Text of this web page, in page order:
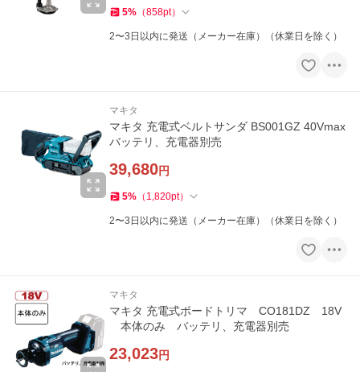
5% （858pt）
2〜3日以内に発送（メーカー在庫）（休業日を除く）
マキタ
マキタ 充電式ベルトサンダ BS001GZ 40Vmax
バッテリ、充電器別売
39,680円
5% （ 1,820pt）
2〜3日以内に発送（メーカー在庫）（休業日を除く）
マキタ
マキタ 充電式ボードトリマ CO181DZ 18V
本体のみ バッテリ、充電器別売
23,023円